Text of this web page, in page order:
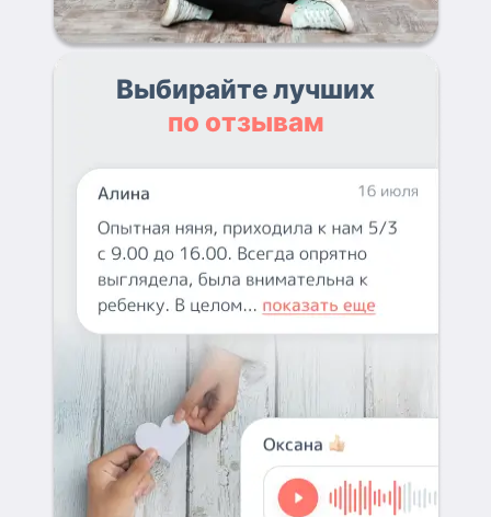
Выбирайте лучших
по отзывам